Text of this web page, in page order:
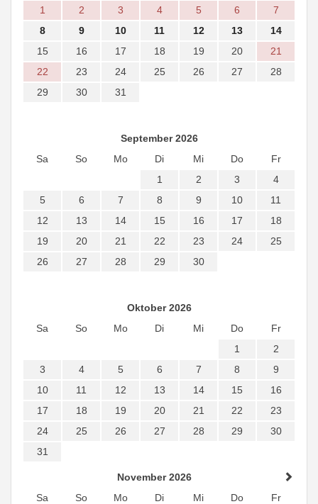
1
2 3 4 5 6
7
8
9 10 11 12 13
14
15
16 17 18 19 20
21
22
23 24 25 26 27
28
29
30 31
September 2026
Sa
So Mo Di Mi Do
Fr
1
2 3
4
5
6 7 8 9 10
11
12
13 14 15 16 17
18
19
20 21 22 23 24
25
26
27 28 29 30
Oktober 2026
Sa
So Mo Di Mi Do
Fr
1
2
3
4 5 6 7 8
9
10
11 12 13 14 15
16
17
18 19 20 21 22
23
24
25 26 27 28 29
30
31
November 2026
Sa
So Mo Di Mi Do
Fr